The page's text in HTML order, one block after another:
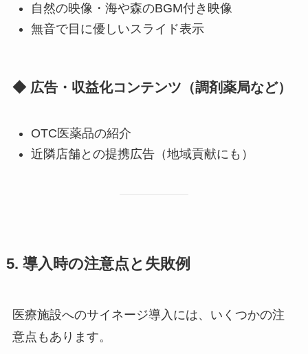
自然の映像・海や森のBGM付き映像
無音で目に優しいスライド表示
◆ 広告・収益化コンテンツ（調剤薬局など）
OTC医薬品の紹介
近隣店舗との提携広告（地域貢献にも）
5. 導入時の注意点と失敗例
医療施設へのサイネージ導入には、いくつかの注
意点もあります。